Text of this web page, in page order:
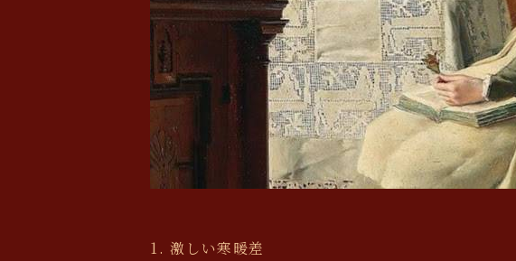
1. 激しい寒暖差